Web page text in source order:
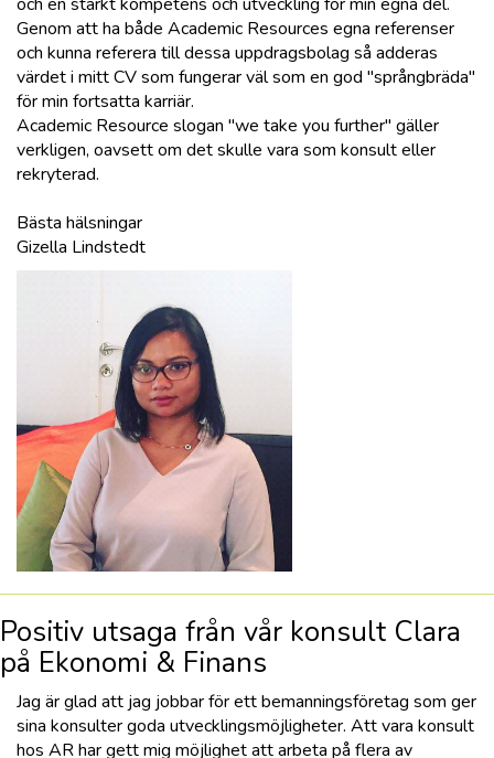
Genom att ha både Academic Resources egna referenser
och kunna referera till dessa uppdragsbolag så adderas
värdet i mitt CV som fungerar väl som en god "språngbräda"
för min fortsatta karriär.
Academic Resource slogan "we take you further" gäller
verkligen, oavsett om det skulle vara som konsult eller
rekryterad.
Bästa hälsningar
Gizella Lindstedt
Positiv utsaga från vår konsult Clara
på Ekonomi & Finans
Jag är glad att jag jobbar för ett bemanningsföretag som ger
sina konsulter goda utvecklingsmöjligheter. Att vara konsult
hos AR har gett mig möjlighet att arbeta på flera av